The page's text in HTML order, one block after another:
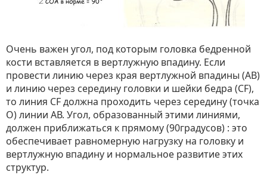
Очень важен угол, под которым головка бедренной
кости вставляется в вертлужную впадину. Если
провести линию через края вертлужной впадины (АВ)
и линию через середину головки и шейки бедра (CF),
то линия СF должна проходить через середину (точка
О) линии АВ. Угол, образованный этими линиями,
должен приближаться к прямому (90градусов) : это
обеспечивает равномерную нагрузку на головку и
вертлужную впадину и нормальное развитие этих
структур.